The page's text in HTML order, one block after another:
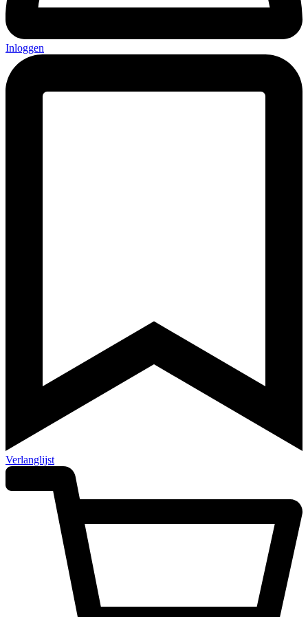
Inloggen
Verlanglijst